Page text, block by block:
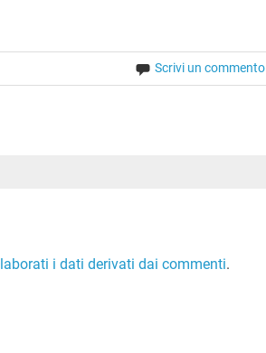
Scrivi un commento
i dati derivati dai commenti.